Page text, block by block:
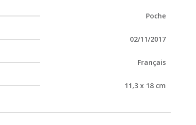
Poche
02/11/2017
Français
11,3 x 18 cm